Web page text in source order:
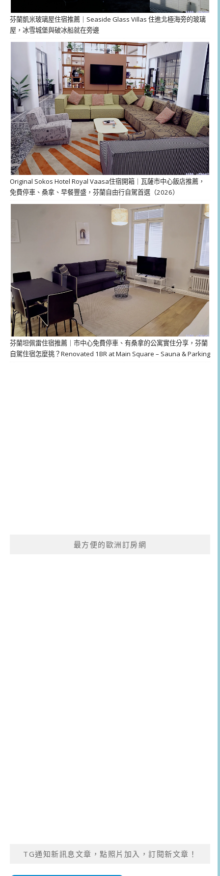
芬蘭凱米玻璃屋住宿推薦｜Seaside Glass Villas 住進北極海旁的玻璃
屋，冰雪城堡與破冰船就在旁邊
Original Sokos Hotel Royal Vaasa住宿開箱｜瓦薩市中心飯店推薦，
免費停車、桑拿、早餐豐盛，芬蘭自由行自駕首選（2026）
芬蘭坦佩雷住宿推薦｜市中心免費停車、有桑拿的公寓實住分享，芬蘭
自駕住宿怎麼挑？Renovated 1BR at Main Square – Sauna & Parking
最方便的歐洲訂房網
TG通知新訊息文章，點照片加入，訂閱新文章！